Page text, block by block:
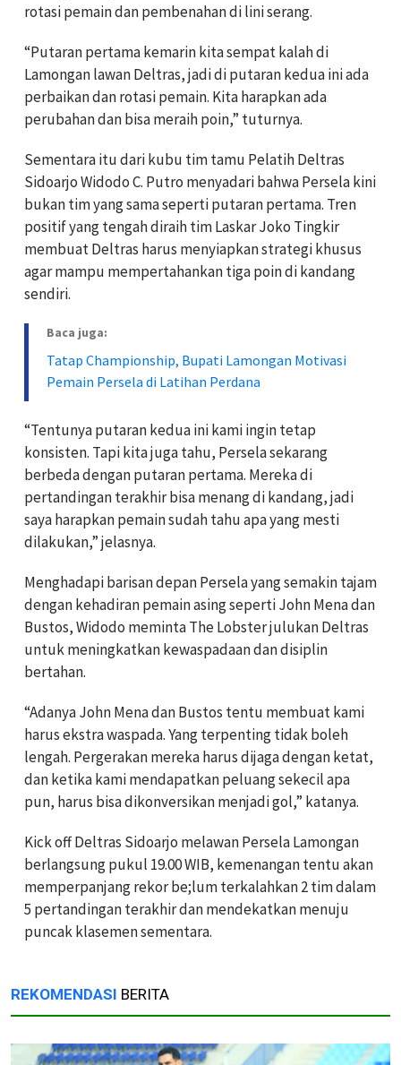
rotasi pemain dan pembenahan di lini serang.
“Putaran pertama kemarin kita sempat kalah di
Lamongan lawan Deltras, jadi di putaran kedua ini ada
perbaikan dan rotasi pemain. Kita harapkan ada
perubahan dan bisa meraih poin,” tuturnya.
Sementara itu dari kubu tim tamu Pelatih Deltras
Sidoarjo Widodo C. Putro menyadari bahwa Persela kini
bukan tim yang sama seperti putaran pertama. Tren
positif yang tengah diraih tim Laskar Joko Tingkir
membuat Deltras harus menyiapkan strategi khusus
agar mampu mempertahankan tiga poin di kandang
sendiri.
Baca juga:
Tatap Championship, Bupati Lamongan Motivasi
Pemain Persela di Latihan Perdana
“Tentunya putaran kedua ini kami ingin tetap
konsisten. Tapi kita juga tahu, Persela sekarang
berbeda dengan putaran pertama. Mereka di
pertandingan terakhir bisa menang di kandang, jadi
saya harapkan pemain sudah tahu apa yang mesti
dilakukan,” jelasnya.
Menghadapi barisan depan Persela yang semakin tajam
dengan kehadiran pemain asing seperti John Mena dan
Bustos, Widodo meminta The Lobster julukan Deltras
untuk meningkatkan kewaspadaan dan disiplin
bertahan.
“Adanya John Mena dan Bustos tentu membuat kami
harus ekstra waspada. Yang terpenting tidak boleh
lengah. Pergerakan mereka harus dijaga dengan ketat,
dan ketika kami mendapatkan peluang sekecil apa
pun, harus bisa dikonversikan menjadi gol,” katanya.
Kick off Deltras Sidoarjo melawan Persela Lamongan
berlangsung pukul 19.00 WIB, kemenangan tentu akan
memperpanjang rekor be;lum terkalahkan 2 tim dalam
5 pertandingan terakhir dan mendekatkan menuju
puncak klasemen sementara.
REKOMENDASI BERITA